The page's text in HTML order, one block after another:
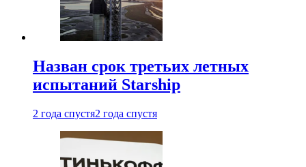
Назван срок третьих летных
испытаний Starship
2 года спустя2 года спустя